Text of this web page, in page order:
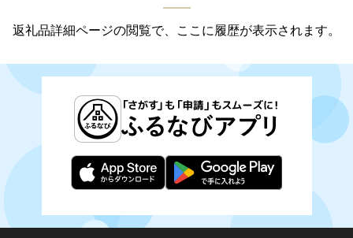
返礼品詳細ページの閲覧で、ここに履歴が表示されます。